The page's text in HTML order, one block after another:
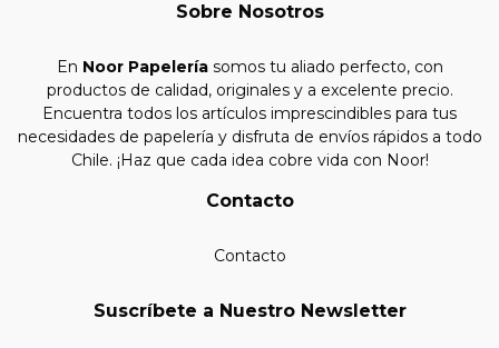
Sobre Nosotros
En Noor Papeleríasomos tu aliado perfecto, con
productos de calidad, originales y a excelente precio.
Encuentra todos los artículos imprescindibles para tus
necesidades de papelería y disfruta de envíos rápidos a todo
Chile. ¡Haz que cada idea cobre vida con Noor!
Contacto
Contacto
Suscríbete a Nuestro Newsletter